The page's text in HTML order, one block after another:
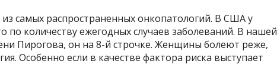
самых распространенных онкопатологий. В США у
по количеству ежегодных случаев заболеваний. В нашей
Пирогова, он на 8-й строчке. Женщины болеют реже,
Особенно если в качестве фактора риска выступает